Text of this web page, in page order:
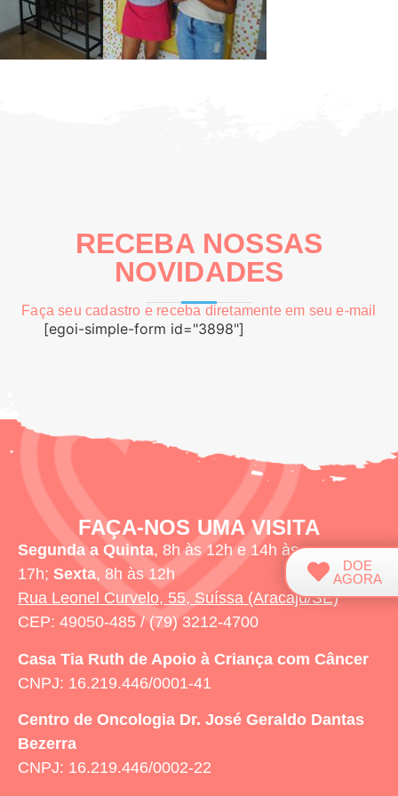
DOE
AGORA
RECEBA NOSSAS
NOVIDADES
Faça seu cadastro e receba diretamente em seu e-mail
[egoi-simple-form id="3898"]
FAÇA-NOS UMA VISITA
Segunda a Quinta, 8h às 12h e 14h às
17h; Sexta, 8h às 12h
Rua Leonel Curvelo, 55, Suíssa (Aracaju/SE)
CEP: 49050-485 / (79) 3212-4700
Casa Tia Ruth de Apoio à Criança com Câncer
CNPJ: 16.219.446/0001-41
Centro de Oncologia Dr. José Geraldo Dantas
Bezerra
CNPJ: 16.219.446/0002-22